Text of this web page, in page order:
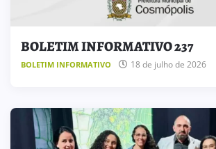
BOLETIM INFORMATIVO 237
BOLETIM INFORMATIVO 18 de julho de 2026